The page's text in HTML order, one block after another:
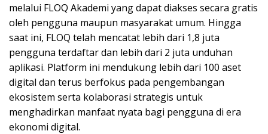
melalui FLOQ Akademi yang dapat diakses secara gratis
oleh pengguna maupun masyarakat umum. Hingga
saat ini, FLOQ telah mencatat lebih dari 1,8 juta
pengguna terdaftar dan lebih dari 2 juta unduhan
aplikasi. Platform ini mendukung lebih dari 100 aset
digital dan terus berfokus pada pengembangan
ekosistem serta kolaborasi strategis untuk
menghadirkan manfaat nyata bagi pengguna di era
ekonomi digital.